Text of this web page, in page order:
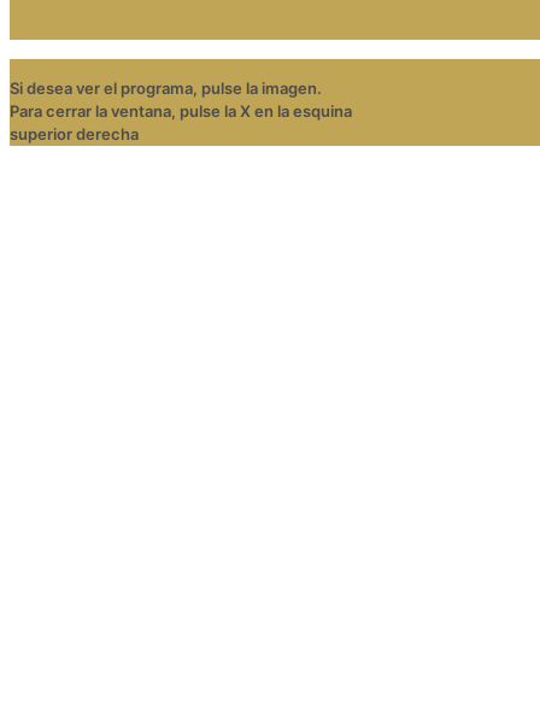
Si desea ver el programa, pulse la imagen.
Para cerrar la ventana, pulse la X en la esquina
superior derecha